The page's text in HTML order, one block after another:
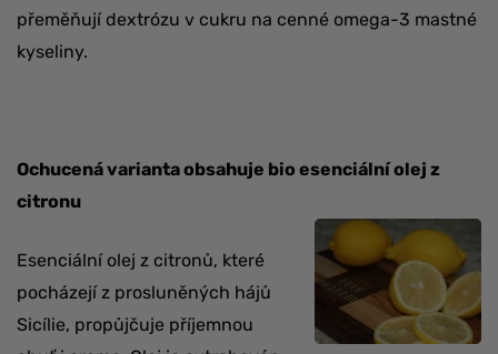
přeměňují dextrózu v cukru na cenné omega-3 mastné
kyseliny.
Ochucená varianta obsahuje bio esenciální olej z
citronu
Esenciální olej z citronů, které
pocházejí z prosluněných hájů
Sicílie, propůjčuje příjemnou